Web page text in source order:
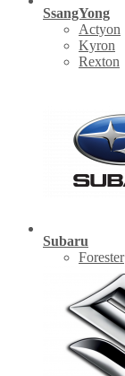
SsangYong
Actyon
Kyron
Rexton
Subaru
Forester